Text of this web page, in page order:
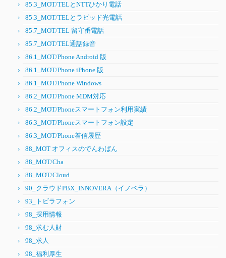
85.3_MOT/TELとNTTひかり電話
85.3_MOT/TELとラピッド光電話
85.7_MOT/TEL 留守番電話
85.7_MOT/TEL通話録音
86.1_MOT/Phone Android 版
86.1_MOT/Phone iPhone 版
86.1_MOT/Phone Windows
86.2_MOT/Phone MDM対応
86.2_MOT/Phoneスマートフォン利用実績
86.3_MOT/Phoneスマートフォン設定
86.3_MOT/Phone着信履歴
88_MOT オフィスのでんわばん
88_MOT/Cha
88_MOT/Cloud
90_クラウドPBX_INNOVERA（イノベラ）
93_トビラフォン
98_採用情報
98_求む人財
98_求人
98_福利厚生